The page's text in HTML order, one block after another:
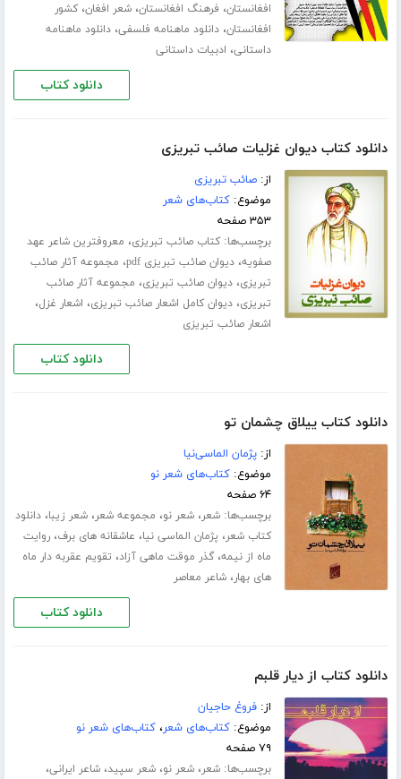
افغانستان، فرهنگ افغانستان،شعر افغان،کشور
افغانستان،دانلود ماهنامه فلسفی،دانلود ماهنامه
داستانی، ادبیات داستانی
دانلود کتاب
دانلود کتاب دیوان غزلیات صائب تبریزی
از:صائب تبریزی
موضوع:کتاب‌های شعر
۳۵۳ صفحه
برچسب‌ها:کتاب صائب تبریزی، معروفترین شاعر عهد
صفویه،دیوان صائب تبریزی pdf ، مجموعه آثار صائب
تبریزی،دیوان صائب تبریزی، مجموعه آثار صائب
تبریزی،دیوان کامل اشعار صائب تبریزی، اشعار غزل،
اشعار صائب تبریزی
دانلود کتاب
دانلود کتاب ییلاق چشمان تو
از:پژمان الماسی‌‌‌نیا
موضوع:کتاب‌های شعر نو
۶۴ صفحه
برچسب‌ها:شعر،شعر نو، مجموعه شعر،شعر زیبا،دانلود
کتاب شعر، پژمان الماسی نیا، عاشقانه های برف،روایت
ماه از نیمه،گذر موقت ماهی آزاد، تقویم عقربه دار ماه
های بهار،شاعر معاصر
دانلود کتاب
دانلود کتاب از دیار قلبم
از:فروغ حاجیان
موضوع:کتاب‌های شعر،کتاب‌های شعر نو
۷۹ صفحه
برچسب‌ها:شعر،شعر نو،شعر سپید،شاعر ایرانی،